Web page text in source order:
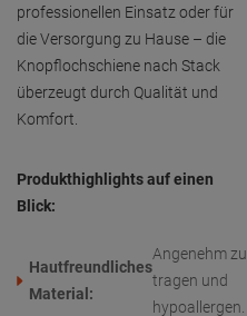
professionellen Einsatz oder für
die Versorgung zu Hause – die
Knopflochschiene nach Stack
überzeugt durch Qualität und
Komfort.
Produkthighlights auf einen
Blick:
Hautfreundliches
Material:
Angenehm zu
tragen und
hypoallergen.